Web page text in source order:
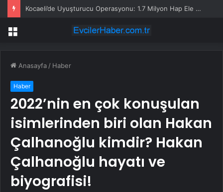
Kocaeli’de Uyuşturucu Operasyonu: 1.7 Milyon Hap Ele Geçirildi
Menü
Anasayfa / Haber
Haber
2022’nin en çok konuşulan
isimlerinden biri olan Hakan
Çalhanoğlu kimdir? Hakan
Çalhanoğlu hayatı ve
biyografisi!